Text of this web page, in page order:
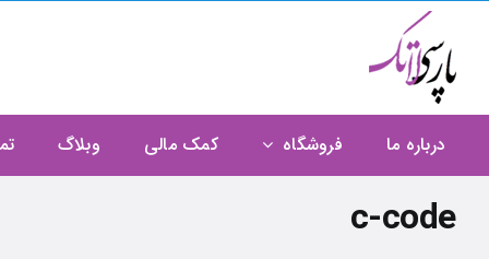
content
درباره ما فروشگاه کمک مالی وبلاگ
c-code